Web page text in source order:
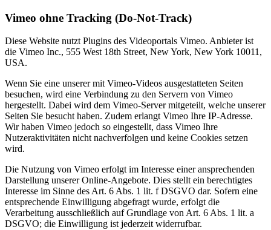
Vimeo ohne Tracking (Do-Not-Track)
Diese Website nutzt Plugins des Videoportals Vimeo. Anbieter ist
die Vimeo Inc., 555 West 18th Street, New York, New York 10011,
USA.
Wenn Sie eine unserer mit Vimeo-Videos ausgestatteten Seiten
besuchen, wird eine Verbindung zu den Servern von Vimeo
hergestellt. Dabei wird dem Vimeo-Server mitgeteilt, welche unserer
Seiten Sie besucht haben. Zudem erlangt Vimeo Ihre IP-Adresse.
Wir haben Vimeo jedoch so eingestellt, dass Vimeo Ihre
Nutzeraktivitäten nicht nachverfolgen und keine Cookies setzen
wird.
Die Nutzung von Vimeo erfolgt im Interesse einer ansprechenden
Darstellung unserer Online-Angebote. Dies stellt ein berechtigtes
Interesse im Sinne des Art. 6 Abs. 1 lit. f DSGVO dar. Sofern eine
entsprechende Einwilligung abgefragt wurde, erfolgt die
Verarbeitung ausschließlich auf Grundlage von Art. 6 Abs. 1 lit. a
DSGVO; die Einwilligung ist jederzeit widerrufbar.